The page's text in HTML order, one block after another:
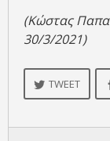
(Κώστας
30/3/2021)
TWEET